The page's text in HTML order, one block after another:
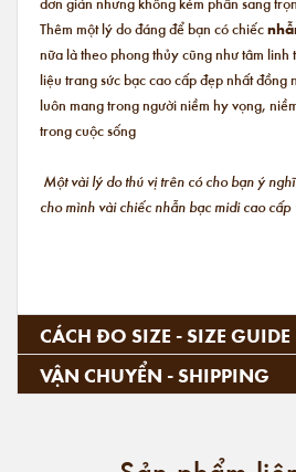
Thêm một lý do đáng để bạn có chiếc
nữa là theo phong thủy cũng như tâm linh
liệu trang sức bạc cao cấp đẹp nhất đồng
luôn mang trong người niềm hy vọng,
trong cuộc sống
Một vài lý do thú vị trên có cho bạn ý
cho mình vài chiếc nhẫn bạc midi cao
CÁCH ĐO SIZE - SIZE GUIDE
VẬN CHUYỂN - SHIPPING